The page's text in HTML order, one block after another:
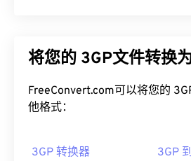
将您的 3GP文件转换
FreeConvert.com可以将您的
他格式：
3GP 转换器 3GP